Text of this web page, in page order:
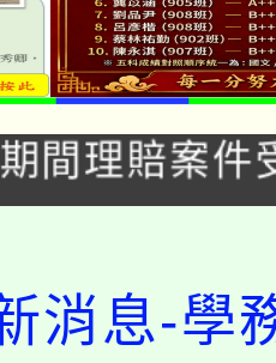
教案入校路
教育專業人
間理賠案件
查程序及
才培育課程
師甄選結果(
保險知識
消息-學